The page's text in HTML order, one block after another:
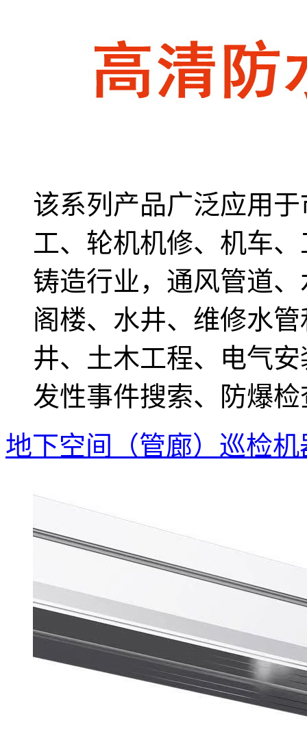
该系列产品广泛应用
工、轮机机修、机车
铸造行业，通风管道
阁楼、水井、维修水
井、土木工程、电气
发性事件搜索、防爆
地下空间（管廊）巡检机